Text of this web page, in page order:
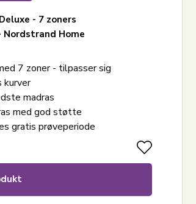
- 7 zoners
Home
7 zoner - tilpasser sig
kurver
madras
med god støtte
gratis prøveperiode